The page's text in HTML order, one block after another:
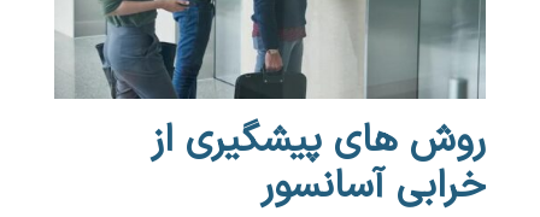
روش های پیشگیری از
خرابی آسانسور